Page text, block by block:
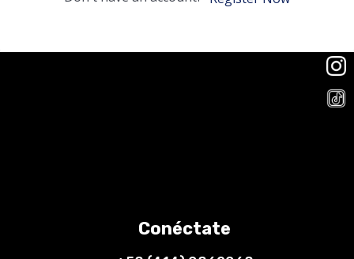
Conéctate